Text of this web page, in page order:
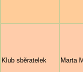
Klub sběratelek Marta